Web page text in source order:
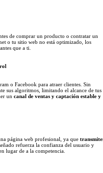
de comprar un producto o contratar un
o tu sitio web no está optimizado, los
que a ti.
o Facebook para atraer clientes. Sin
sus algoritmos, limitando el alcance de tus
un canal de ventas y captación estable y
página web profesional, ya que
refuerza la confianza del usuario y
lugar de a la competencia.